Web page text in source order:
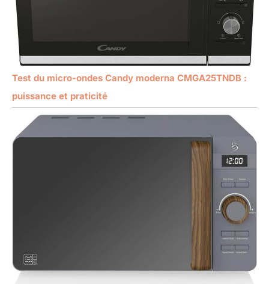
Test du micro-ondes Candy moderna CMGA25TNDB :
puissance et praticité